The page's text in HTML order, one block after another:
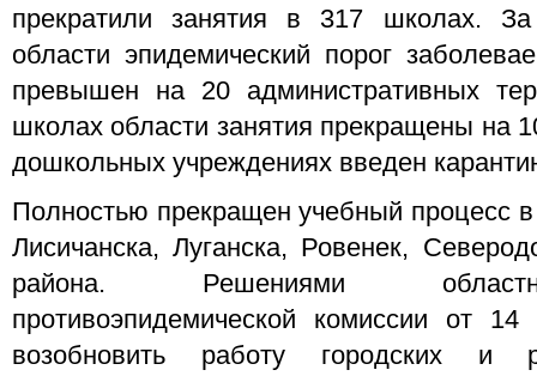
прекратили занятия в 317 школах.
области эпидемический порог
превышен на 20 административных
школах области занятия прекращены на
дошкольных учреждениях введен
Полностью прекращен учебный процесс
Лисичанска, Луганска, Ровенек,
района. Решениями
противоэпидемической комиссии от 14
возобновить работу городских